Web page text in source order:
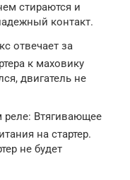
стираются и
контакт.
отвечает за
к маховику
двигатель не
Втягивающее
на стартер.
не будет